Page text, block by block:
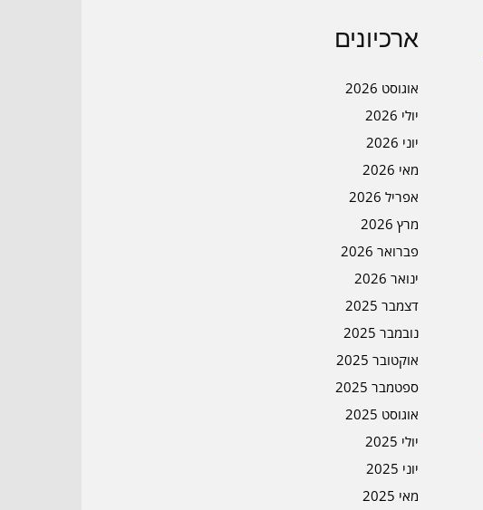
ארכיונים
אוגוסט 2026
יולי 2026
יוני 2026
מאי 2026
אפריל 2026
מרץ 2026
פברואר 2026
ינואר 2026
דצמבר 2025
נובמבר 2025
אוקטובר 2025
ספטמבר 2025
אוגוסט 2025
יולי 2025
יוני 2025
מאי 2025